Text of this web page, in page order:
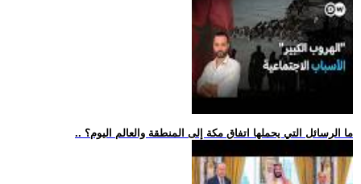
.. ما الرسائل التي يحملها اتفاق مكة إلى المنطقة والعالم اليوم؟